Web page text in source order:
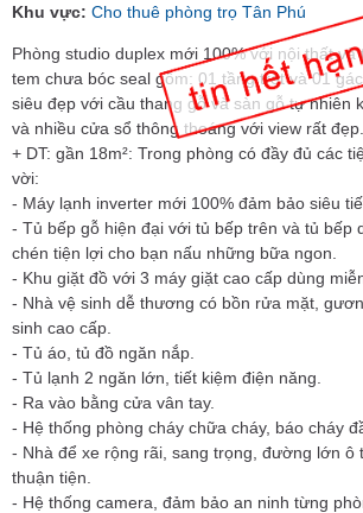
Khu vực: Cho thuê phòng trọ Tân Phú
Phòng studio duplex mới 100% với nội thất và
tem chưa bóc seal gồm: 01 tầng trệt và 01
siêu đẹp với cầu thang gỗ và sàn gỗ tự nhiên
và nhiều cửa sổ thông thoáng với view rất đẹp.
+ DT: gần 18m²: Trong phòng có đầy đủ các
vời:
- Máy lạnh inverter mới 100% đảm bảo siêu
- Tủ bếp gỗ hiện đại với tủ bếp trên và tủ bếp
chén tiện lợi cho bạn nấu những bữa ngon.
- Khu giặt đồ với 3 máy giặt cao cấp dùng
- Nhà vệ sinh dễ thương có bồn rửa mặt,
sinh cao cấp.
- Tủ áo, tủ đồ ngăn nắp.
- Tủ lạnh 2 ngăn lớn, tiết kiệm điện năng.
- Ra vào bằng cửa vân tay.
- Hệ thống phòng cháy chữa cháy, báo cháy
- Nhà để xe rộng rãi, sang trọng, đường lớn ô
thuận tiện.
- Hệ thống camera, đảm bảo an ninh từng